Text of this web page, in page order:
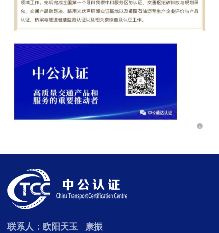
联系人：欧阳天玉 康振